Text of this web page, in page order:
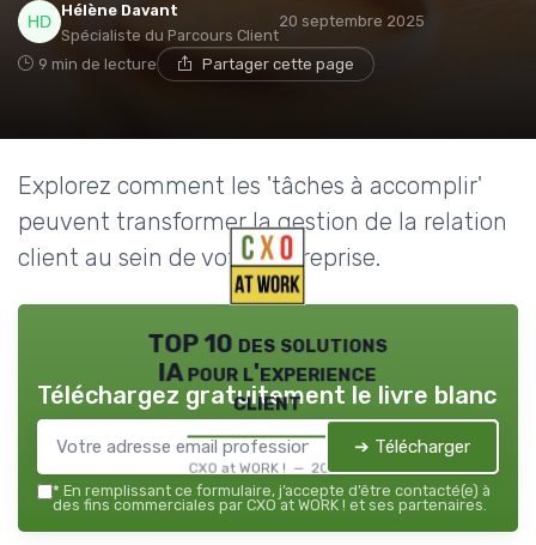
Hélène Davant
Spécialiste du Parcours Client
20 septembre 2025
9 min de lecture Partager cette page
Explorez comment les 'tâches à accomplir'
peuvent transformer la gestion de la relation
client au sein de votre entreprise.
TOP 10 des solutions
IA pour l'experience
client
CXO at WORK ! — 2026
Téléchargez gratuitement le livre blanc
➔ Télécharger
* En remplissant ce formulaire, j’accepte d’être contacté(e) à
des fins commerciales par CXO at WORK ! et ses partenaires.